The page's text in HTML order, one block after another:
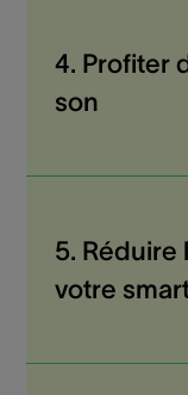
4. Profiter
son
5. Réduire
votre